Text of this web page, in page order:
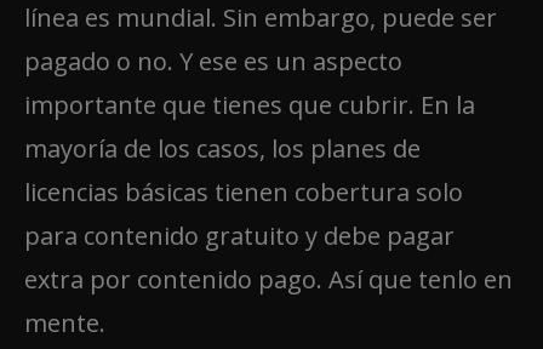
línea es mundial. Sin embargo, puede ser
pagado o no. Y ese es un aspecto
importante que tienes que cubrir. En la
mayoría de los casos, los planes de
licencias básicas tienen cobertura solo
para contenido gratuito y debe pagar
extra por contenido pago. Así que tenlo en
mente.